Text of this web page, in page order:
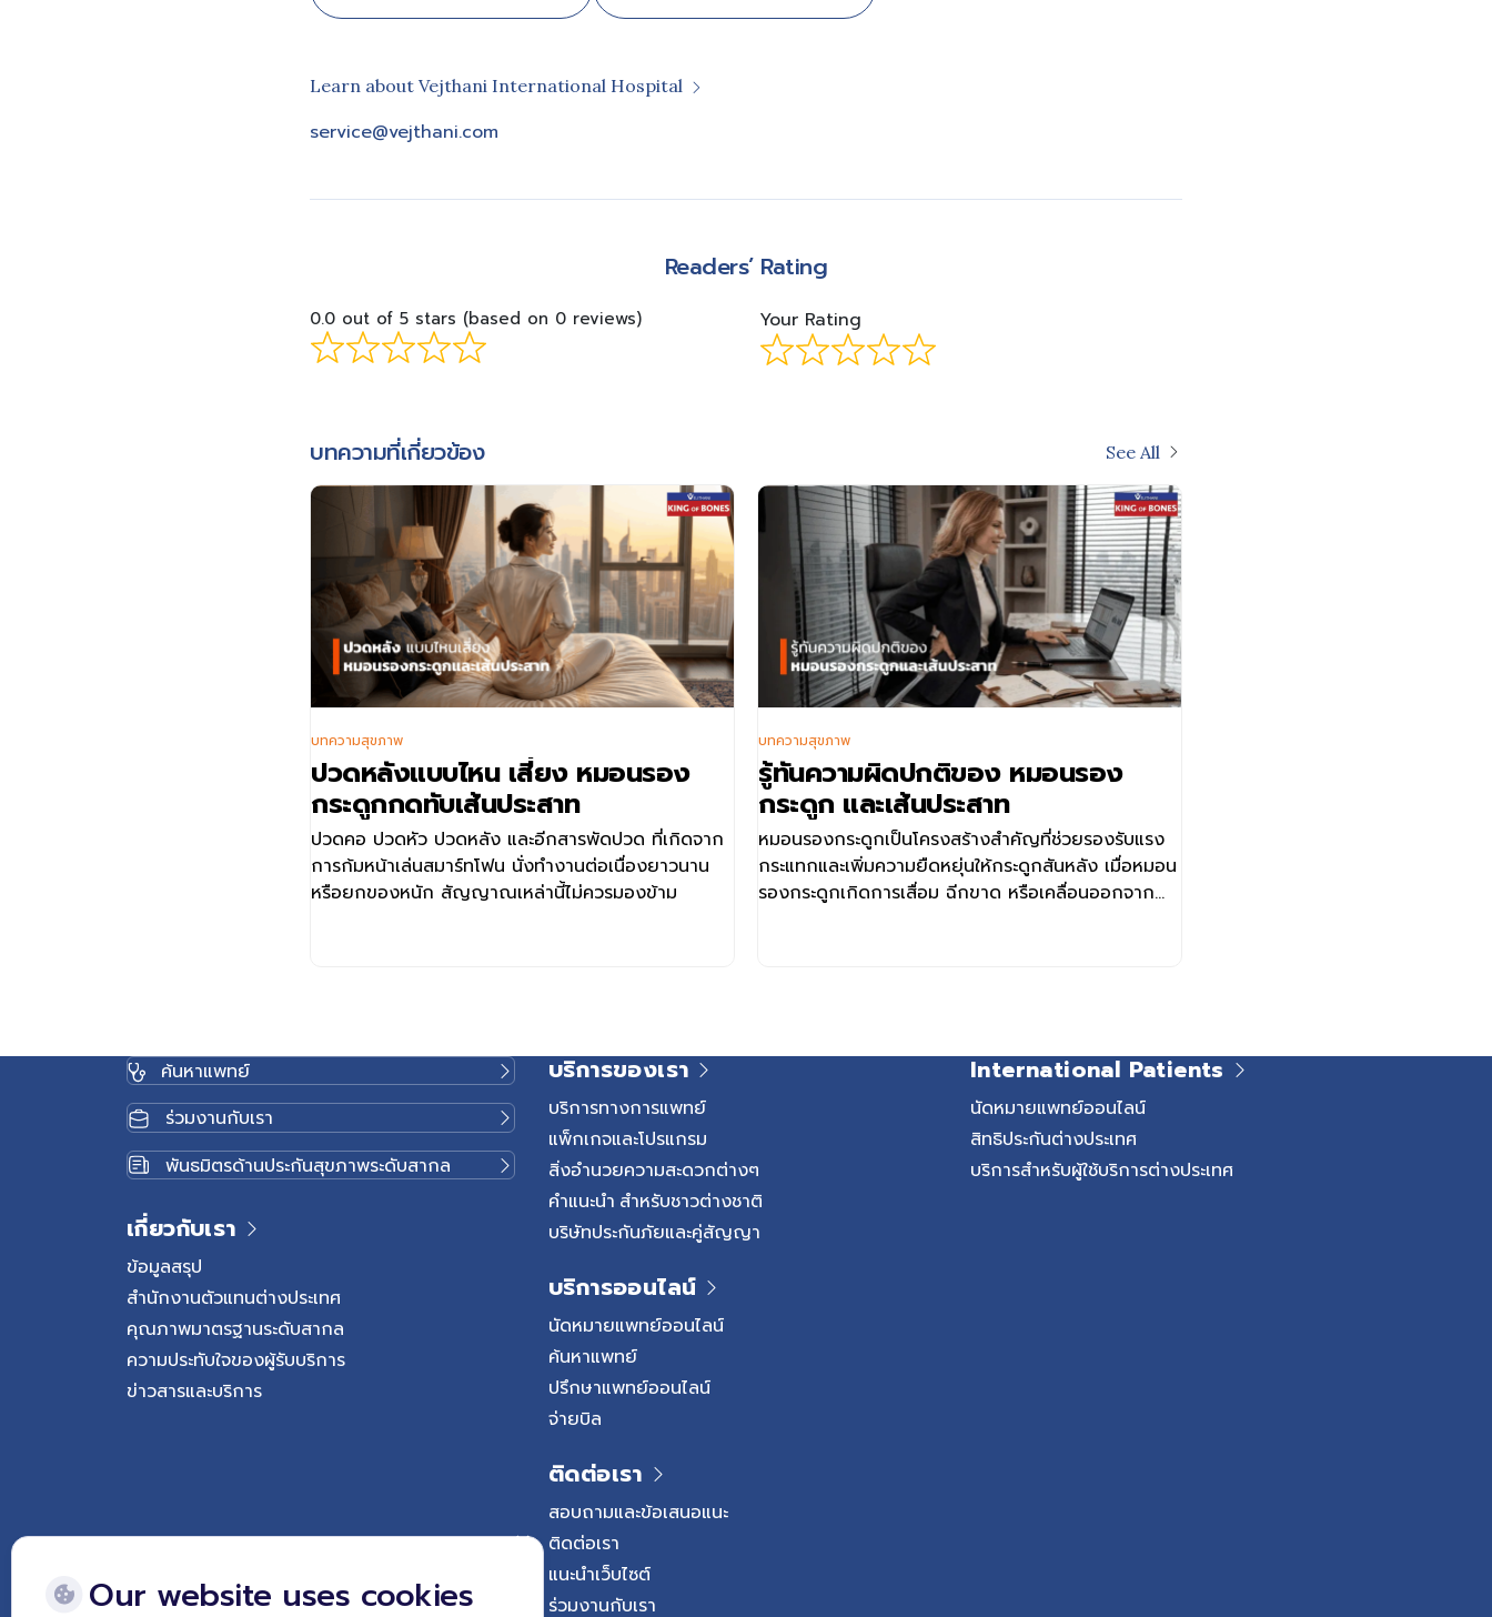
Learn about Vejthani International Hospital
service@vejthani.com
Readers’ Rating
0.0 out of 5 stars (based on 0 reviews) Your Rating
บทความที่เกี่ยวข้อง See All
ปวดหลังแบบไหน เสี่ยง หมอนรอง
กระดูกกดทับเส้นประสาท
ปวดคอ ปวดหัว ปวดหลัง และอีกสารพัดปวด ที่เกิดจาก
การก้มหน้าเล่นสมาร์ทโฟน นั่งทำงานต่อเนื่องยาวนาน
หรือยกของหนัก สัญญาณเหล่านี้ไม่ควรมองข้าม
บทความสุขภาพ
รู้ทันความผิดปกติของ หมอนรอง
กระดูก และเส้นประสาท
หมอนรองกระดูกเป็นโครงสร้างสำคัญที่ช่วยรองรับแรง
กระแทกและเพิ่มความยืดหยุ่นให้กระดูกสันหลัง เมื่อหมอน
รองกระดูกเกิดการเสื่อม ฉีกขาด หรือเคลื่อนออกจาก
ประสาท แม้อาการอาจคล้ายกัน แต่สาเหตุ ตำแหน่งของ
โรค และแนวทางการรักษาแตกต่างกัน การวินิจฉัยที่ถูก
ต้องจึงมีความสำคัญต่อการเลือกวิธีรักษาที่เหมาะสมกับผู้
ป่วยแต่ละราย หมอนรองกระดูกคืออะไร และทำไมจึง
สำคัญ หมอนรองกระดูก (Intervertebral Disc) เป็น
เนื้อเยื่อที่อยู่ระหว่างกระดูกสันหลังแต่ละข้อ ทำหน้าที่
รองรับแรงกระแทก กระจายแรงกด และช่วยให้กระดูกสัน
หลังสามารถเคลื่อนไหวได้อย่างยืดหยุ่น เมื่ออายุมากขึ้น
บทความสุขภาพ
ค้นหาแพทย์
ร่วมงานกับเรา
พันธมิตรด้านประกันสุขภาพระดับสากล
เกี่ยวกับเรา
ข้อมูลสรุป
สำนักงานตัวแทนต่างประเทศ
คุณภาพมาตรฐานระดับสากล
ความประทับใจของผู้รับบริการ
ข่าวสารและบริการ
บริการของเรา
บริการทางการแพทย์
แพ็กเกจและโปรแกรม
สิ่งอำนวยความสะดวกต่างๆ
คำแนะนำ สำหรับชาวต่างชาติ
บริษัทประกันภัยและคู่สัญญา
บริการออนไลน์
นัดหมายแพทย์ออนไลน์
ค้นหาแพทย์
ปรึกษาแพทย์ออนไลน์
จ่ายบิล
ติดต่อเรา
สอบถามและข้อเสนอแนะ
ติดต่อเรา
แนะนำเว็บไซต์
ร่วมงานกับเรา
International Patients
นัดหมายแพทย์ออนไลน์
สิทธิประกันต่างประเทศ
บริการสำหรับผู้ใช้บริการต่างประเทศ
Our website uses cookies